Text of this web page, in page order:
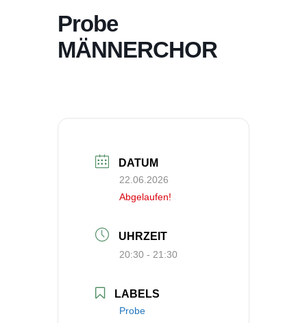
Probe
MÄNNERCHOR
DATUM
22.06.2026
Abgelaufen!
UHRZEIT
20:30 - 21:30
LABELS
Probe